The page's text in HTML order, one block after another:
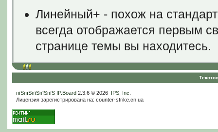
Линейный+ - похож на
всегда отображается первым
странице темы вы находитесь.
пїЅпїЅпїЅпїЅпїЅ IP.Board2.3.6 © 2026 IPS, Inc
Лицензия зарегистрирована на: counter-strike.cn.ua